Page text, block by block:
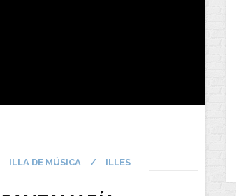
ILLA DE MÚSICA /
ILLES